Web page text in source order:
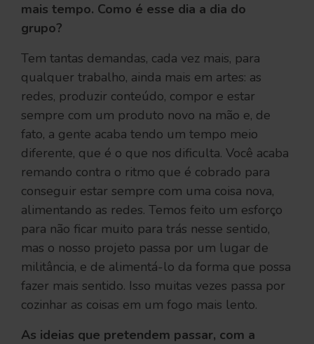
mais tempo. Como é esse dia a dia do
grupo?
Tem tantas demandas, cada vez mais, para
qualquer trabalho, ainda mais em artes: as
redes, produzir conteúdo, compor e estar
sempre com um produto novo na mão e, de
fato, a gente acaba tendo um tempo meio
diferente, que é o que nos dificulta. Você acaba
remando contra o ritmo que é cobrado para
conseguir estar sempre com uma coisa nova,
alimentando as redes. Temos feito um esforço
para não ficar muito para trás nesse sentido,
mas o nosso projeto passa por um lugar de
militância, e de alimentá-lo da forma que possa
fazer mais sentido. Isso muitas vezes passa por
cozinhar as coisas em um fogo mais lento.
As ideias que pretendem passar, com a